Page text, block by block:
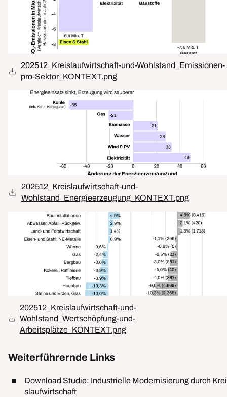
202512_Kreislaufwirtschaft-und-Wohlstand_Emissionen-
pro-Sektor_KONTEXT.png
202512_Kreislaufwirtschaft-und-
Wohlstand_Energieerzeugung_KONTEXT.png
202512_Kreislaufwirtschaft-und-
Wohlstand_Wertschöpfung-und-
Arbeitsplätze_KONTEXT.png
Weiterführernde Links
Download Studie: Industrielle Modernisierung durch Krei
slaufwirtschaft